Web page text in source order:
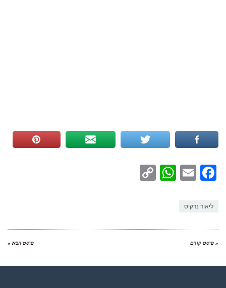
Facebook
Email
WhatsApp
ליאור נרקיס
« פוסט קודם פוסט הבא »